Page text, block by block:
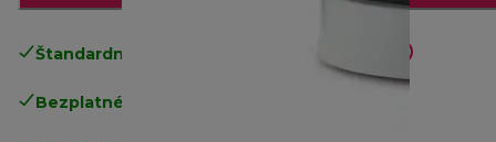
Štandardné bezplatné doručenie
Bezplatné vrátenie tovaru